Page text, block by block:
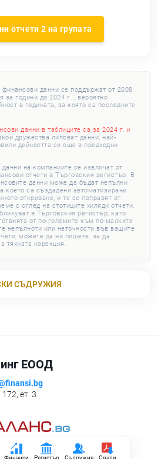
Финанси Регистър Съдружия Свали
отчети 2 на групата
финансови данни се поддържат от 2008
за години до 2024 г. , вероятно
в годината, за която са последните
данни в таблиците са за 2024 г. и
дружества липсват данни, най-
дейността си още в предходни
на компаниите се извличат от
отчети в Търговския регистър. В
данни може да бъдат непълни
което са създадени автоматизирани
откриване, и те се поправят от
с оглед на стотиците хиляди отчети,
в Търговския регистър, като
от по-големите към по-малките
непълноти или неточности във вашите
можете да ни пишете, за да
тяхната корекция.
СЪДРУЖИЯ
ЕООД
ет. 3